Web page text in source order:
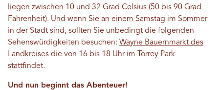
liegen zwischen 10 und 32 Grad Celsius (50 bis 90 Grad
Fahrenheit). Und wenn Sie an einem Samstag im Sommer
in der Stadt sind, sollten Sie unbedingt die folgenden
Sehenswürdigkeiten besuchen: Wayne Bauernmarkt des
Landkreises die von 16 bis 18 Uhr im Torrey Park
stattfindet.
Und nun beginnt das Abenteuer!